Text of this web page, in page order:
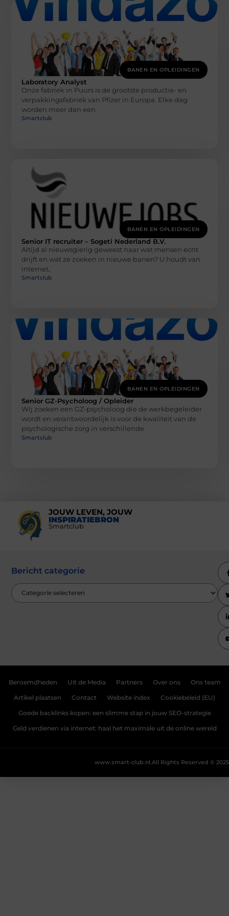
BANEN EN OPLEIDINGEN
Laboratory Analyst
Onze fabriek in Puurs is de grootste productie- en
verpakkingsfabriek van Pfizer in Europa. Elke dag
worden meer dan een
Smartclub
BANEN EN OPLEIDINGEN
Senior IT recruiter – Sogeti Nederland B.V.
Altijd al nieuwsgierig geweest naar wat mensen echt
drijft en wat ze zoeken in nieuwe banen? U houdt van
internet,
Smartclub
BANEN EN OPLEIDINGEN
Senior GZ-Psycholoog / Opleider
Wij zoeken een GZ-psycholoog die de werkbegeleider
wordt en verantwoordelijk is voor de kwaliteit van de
psychologische zorg in verschillende
Smartclub
JOUW LEVEN, JOUW
INSPIRATIEBRON
Smartclub
Bericht categorie
Beroemdheden Uit de Media Partners Over ons Ons team
Artikel plaatsen Contact Website index Cookiebeleid (EU)
Goede backlinks kopen: een slimme stap in jouw SEO-strategie
Geld verdienen via internet: haal het maximale uit de online wereld
All Rights Reserved © 2025
www.smart-club.nl.